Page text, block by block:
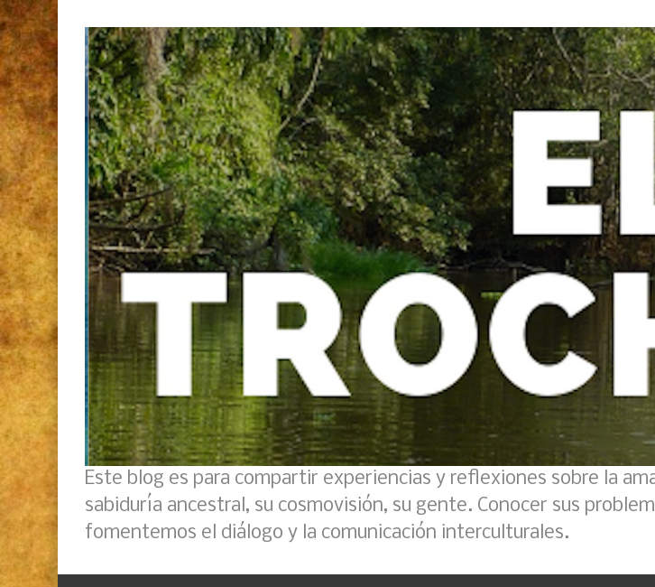
Este blog es para compartir experiencias y reflexiones sobre la
sabiduría ancestral, su cosmovisión, su gente. Conocer sus
fomentemos el diálogo y la comunicación interculturales.